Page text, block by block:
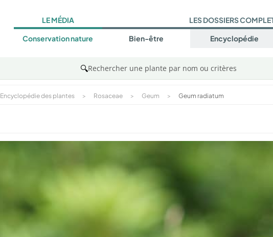
LE MÉDIA
Conservation nature
LES DOSSIERS
Bien-être Encyclopédie
🔍Rechercher une plante par nom ou critères
Encyclopédie des plantes > Rosaceae > Geum > Geum radiatum